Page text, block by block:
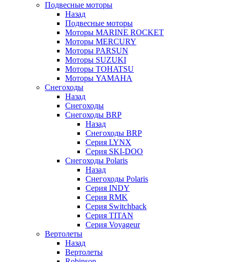
Подвесные моторы
Назад
Подвесные моторы
Моторы MARINE ROCKET
Моторы MERCURY
Моторы PARSUN
Моторы SUZUKI
Моторы TOHATSU
Моторы YAMAHA
Снегоходы
Назад
Снегоходы
Снегоходы BRP
Назад
Снегоходы BRP
Серия LYNX
Серия SKI-DOO
Снегоходы Polaris
Назад
Снегоходы Polaris
Серия INDY
Серия RMK
Серия Switchback
Серия TITAN
Серия Voyageur
Вертолеты
Назад
Вертолеты